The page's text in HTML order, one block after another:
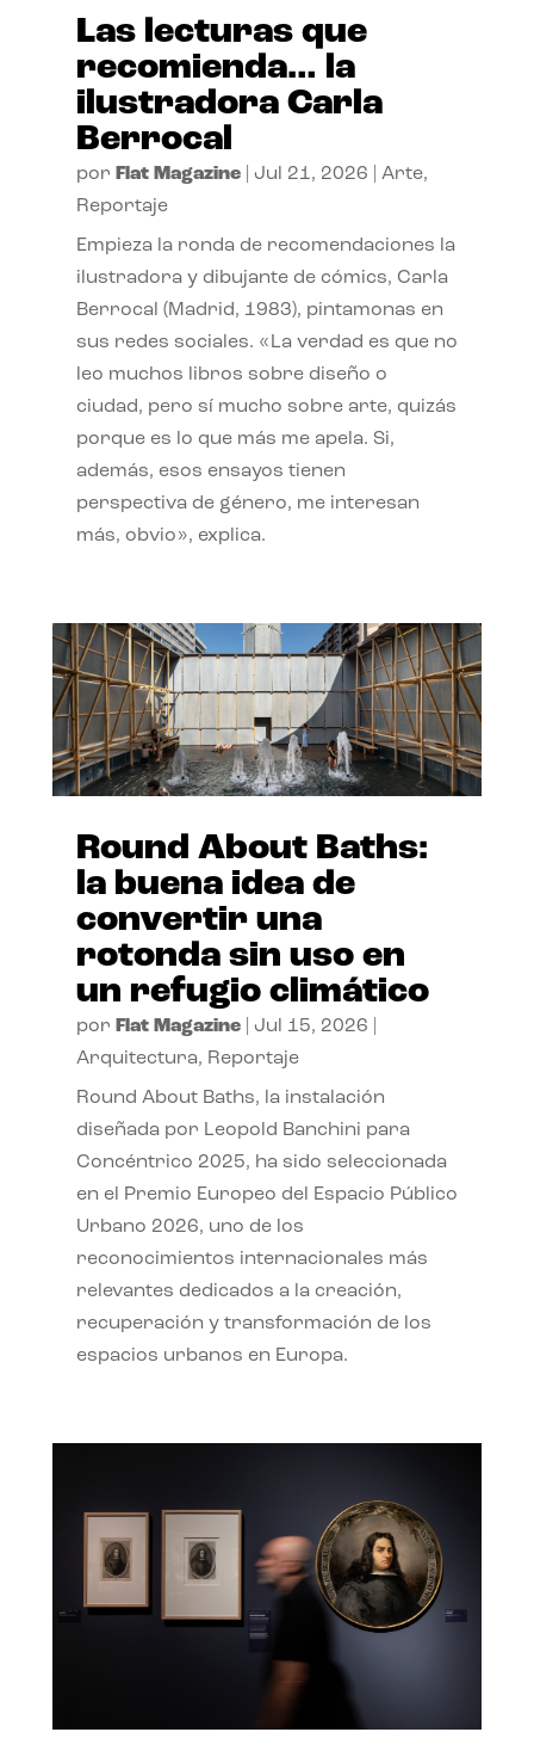
Las lecturas que
recomienda… la
ilustradora Carla
Berrocal
por Flat Magazine| Jul 21, 2026 Arte,
Reportaje
Empieza la ronda de recomendaciones la
ilustradora y dibujante de cómics, Carla
Berrocal (Madrid, 1983), pintamonas en
sus redes sociales. «La verdad es que no
leo muchos libros sobre diseño o
ciudad, pero sí mucho sobre arte, quizás
porque es lo que más me apela. Si,
además, esos ensayos tienen
perspectiva de género, me interesan
más, obvio», explica.
Round About Baths:
la buena idea de
convertir una
rotonda sin uso en
un refugio climático
por Flat Magazine| Jul 15, 2026
Arquitectura, Reportaje
Round About Baths, la instalación
diseñada por Leopold Banchini para
Concéntrico 2025, ha sido seleccionada
en el Premio Europeo del Espacio Público
Urbano 2026, uno de los
reconocimientos internacionales más
relevantes dedicados a la creación,
recuperación y transformación de los
espacios urbanos en Europa.